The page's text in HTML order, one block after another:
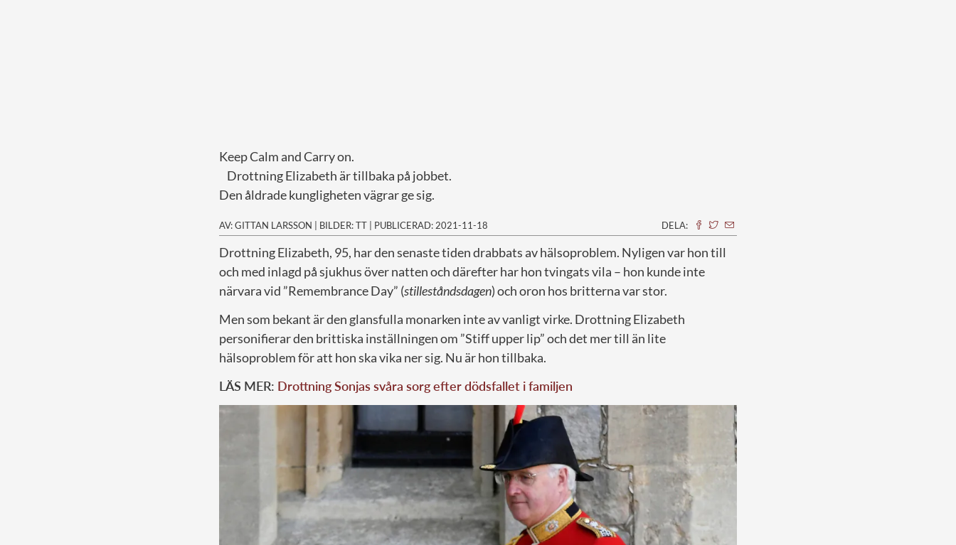
Keep Calm and Carry on.
Drottning Elizabeth är tillbaka på jobbet.
Den åldrade kungligheten vägrar ge sig.
AV: GITTAN LARSSON | BILDER: TT | PUBLICERAD: 2021-11-18 DELA:
Drottning Elizabeth, 95, har den senaste tiden drabbats av hälsoproblem. Nyligen var hon till
och med inlagd på sjukhus över natten och därefter har hon tvingats vila – hon kunde inte
närvara vid ”Remembrance Day” (stilleståndsdagen) och oron hos britterna var stor.
Men som bekant är den glansfulla monarken inte av vanligt virke. Drottning Elizabeth
personifierar den brittiska inställningen om ”Stiff upper lip” och det mer till än lite
hälsoproblem för att hon ska vika ner sig. Nu är hon tillbaka.
LÄS MER: Drottning Sonjas svåra sorg efter dödsfallet i familjen